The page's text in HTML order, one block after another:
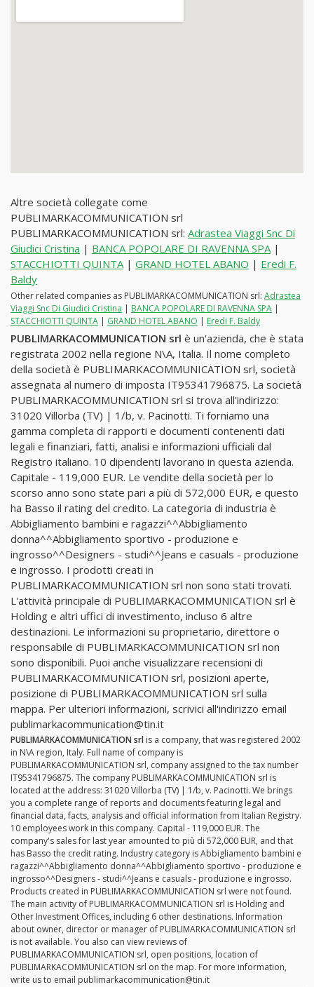
Altre società collegate come
PUBLIMARKACOMMUNICATION srl
PUBLIMARKACOMMUNICATION srl: Adrastea Viaggi Snc Di
Giudici Cristina | BANCA POPOLARE DI RAVENNA SPA|
STACCHIOTTI QUINTA| GRAND HOTEL ABANO | Eredi F.
Baldy
Other related companies as PUBLIMARKACOMMUNICATION srl: Adrastea
Viaggi Snc Di Giudici Cristina | BANCA POPOLARE DI RAVENNA SPA |
STACCHIOTTI QUINTA | GRAND HOTEL ABANO | Eredi F. Baldy
PUBLIMARKACOMMUNICATION srl è un'azienda, che è stata
registrata 2002 nella regione N\A, Italia. Il nome completo
della società è PUBLIMARKACOMMUNICATION srl, società
assegnata al numero di imposta IT95341796875. La società
PUBLIMARKACOMMUNICATION srl si trova all'indirizzo:
31020 Villorba (TV) | 1/b, v. Pacinotti. Ti forniamo una
gamma completa di rapporti e documenti contenenti dati
legali e finanziari, fatti, analisi e informazioni ufficiali dal
Registro italiano. 10 dipendenti lavorano in questa azienda.
Capitale - 119,000 EUR. Le vendite della società per lo
scorso anno sono state pari a più di 572,000 EUR, e questo
ha Basso il rating del credito. La categoria di industria è
Abbigliamento bambini e ragazzi^^Abbigliamento
donna^^Abbigliamento sportivo - produzione e
ingrosso^^Designers - studi^^Jeans e casuals - produzione
e ingrosso. I prodotti creati in
PUBLIMARKACOMMUNICATION srl non sono stati trovati.
L'attività principale di PUBLIMARKACOMMUNICATION srl è
Holding e altri uffici di investimento, incluso 6 altre
destinazioni. Le informazioni su proprietario, direttore o
responsabile di PUBLIMARKACOMMUNICATION srl non
sono disponibili. Puoi anche visualizzare recensioni di
PUBLIMARKACOMMUNICATION srl, posizioni aperte,
posizione di PUBLIMARKACOMMUNICATION srl sulla
mappa. Per ulteriori informazioni, scrivici all'indirizzo email
publimarkacommunication@tin.it
PUBLIMARKACOMMUNICATION srl is a company, that was registered 2002
in N\A region, Italy. Full name of company is
PUBLIMARKACOMMUNICATION srl, company assigned to the tax number
IT95341796875. The company PUBLIMARKACOMMUNICATION srl is
located at the address: 31020 Villorba (TV) | 1/b, v. Pacinotti. We brings
you a complete range of reports and documents featuring legal and
financial data, facts, analysis and official information from Italian Registry.
10 employees work in this company. Capital - 119,000 EUR. The
company's sales for last year amounted to più di 572,000 EUR, and that
has Basso the credit rating. Industry category is Abbigliamento bambini e
ragazzi^^Abbigliamento donna^^Abbigliamento sportivo - produzione e
ingrosso^^Designers - studi^^Jeans e casuals - produzione e ingrosso.
Products created in PUBLIMARKACOMMUNICATION srl were not found.
The main activity of PUBLIMARKACOMMUNICATION srl is Holding and
Other Investment Offices, including 6 other destinations. Information
about owner, director or manager of PUBLIMARKACOMMUNICATION srl
is not available. You also can view reviews of
PUBLIMARKACOMMUNICATION srl, open positions, location of
PUBLIMARKACOMMUNICATION srl on the map. For more information,
write us to email publimarkacommunication@tin.it